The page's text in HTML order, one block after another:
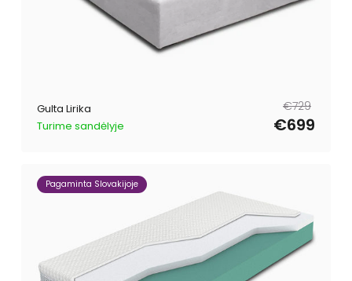
Gulta Lirika
Turime sandėlyje
Parastā€729
Pārdošanas
€699
Pagaminta Slovakijoje